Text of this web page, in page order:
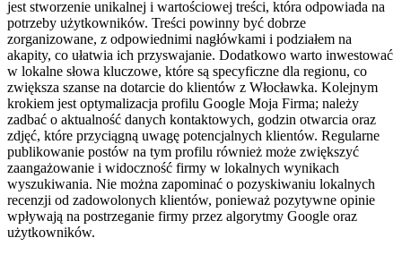
jest stworzenie unikalnej i wartościowej treści, która odpowiada na
potrzeby użytkowników. Treści powinny być dobrze
zorganizowane, z odpowiednimi nagłówkami i podziałem na
akapity, co ułatwia ich przyswajanie. Dodatkowo warto inwestować
w lokalne słowa kluczowe, które są specyficzne dla regionu, co
zwiększa szanse na dotarcie do klientów z Włocławka. Kolejnym
krokiem jest optymalizacja profilu Google Moja Firma; należy
zadbać o aktualność danych kontaktowych, godzin otwarcia oraz
zdjęć, które przyciągną uwagę potencjalnych klientów. Regularne
publikowanie postów na tym profilu również może zwiększyć
zaangażowanie i widoczność firmy w lokalnych wynikach
wyszukiwania. Nie można zapominać o pozyskiwaniu lokalnych
recenzji od zadowolonych klientów, ponieważ pozytywne opinie
wpływają na postrzeganie firmy przez algorytmy Google oraz
użytkowników.